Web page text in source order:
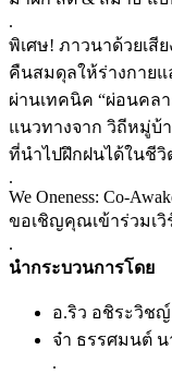
.
พิเศษ! ภาวนาด้วยเสี
คืนสมดุลให้ร่างกายแ
ผ่านเทคนิค “ผ่อนคลา
แนวทางจาก วิถีหมู่บ้
ที่นำไปฝึกฝนได้ในชีวิ
.
We Oneness: Co-
ขอเชิญคุณเข้าร่วมเวิ
.
นำกระบวนการโดย
อ.ริว อชิระวิชญ์
จ๋า ธรรศมนต์ น
.